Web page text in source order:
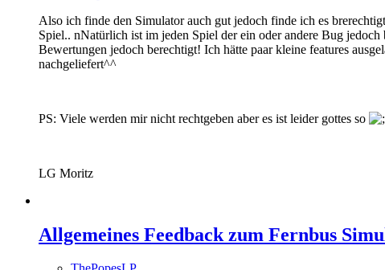
Also ich finde den Simulator auch gut jedoch finde ich es
Spiel.. nNatürlich ist im jeden Spiel der ein oder andere Bug
Bewertungen jedoch berechtigt! Ich hätte paar kleine features
nachgeliefert^^
PS: Viele werden mir nicht rechtgeben aber es ist leider gottes so
LG Moritz
Allgemeines Feedback zum Fernbus